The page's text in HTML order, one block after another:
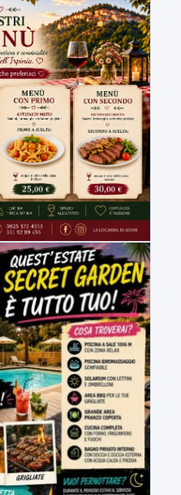
LabNews (replica)